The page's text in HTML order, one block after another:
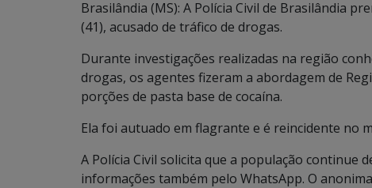
Brasilândia (MS): A Polícia Civil de Brasilândia
(41), acusado de tráfico de drogas.
Durante investigações realizadas na região
drogas, os agentes fizeram a abordagem de
porções de pasta base de cocaína.
Ela foi autuado em flagrante e é reincidente no
A Polícia Civil solicita que a população continue
informações também pelo WhatsApp. O